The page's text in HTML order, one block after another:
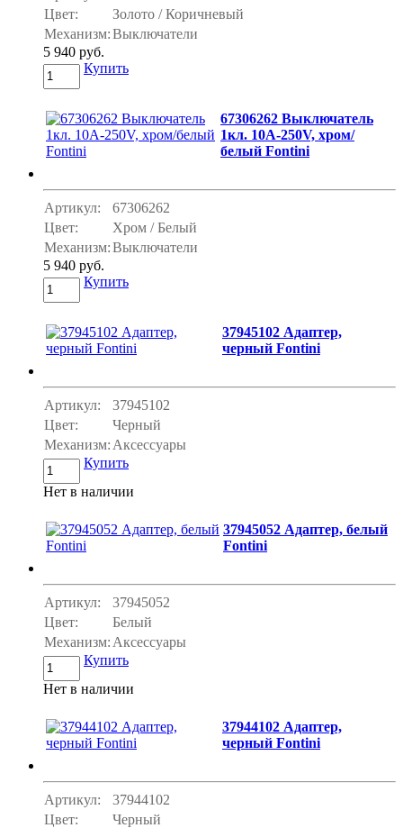
Цвет:
Золото / Коричневый
Механизм:Выключатели
5 940 руб.
Купить
67306262 Выключатель
1кл. 10A-250V, хром/
белый Fontini
Артикул:
67306262
Цвет:
Хром / Белый
Механизм:Выключатели
5 940 руб.
Купить
37945102 Адаптер,
черный Fontini
Артикул:
37945102
Цвет:
Черный
Механизм: Аксессуары
Купить
Нет в наличии
37945052 Адаптер, белый
Fontini
Артикул:
37945052
Цвет:
Белый
Механизм: Аксессуары
Купить
Нет в наличии
37944102 Адаптер,
черный Fontini
Артикул:
37944102
Цвет:
Черный